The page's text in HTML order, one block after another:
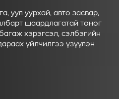
уул уурхай, авто засвар,
шаардлагатай тоног
хэрэгсэл, сэлбэгийн
үйлчилгээ үзүүлэн